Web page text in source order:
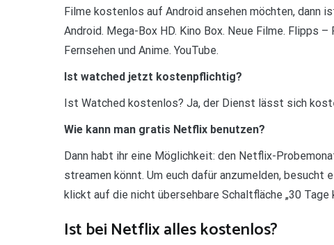
Filme kostenlos auf Android ansehen möchten,
Android. Mega-Box HD. Kino Box. Neue Filme. Flipps
Fernsehen und Anime. YouTube.
Ist watched jetzt kostenpflichtig?
Ist Watched kostenlos? Ja, der Dienst lässt sich
Wie kann man gratis Netflix benutzen?
Dann habt ihr eine Möglichkeit: den Netflix-
streamen könnt. Um euch dafür anzumelden,
klickt auf die nicht übersehbare Schaltfläche „30 Tage
Ist bei Netflix alles kostenlos?